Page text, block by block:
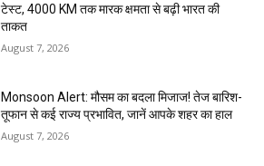
टेस्ट, 4000 KM तक मारक क्षमता से बढ़ी भारत की
ताकत
August 7, 2026
Monsoon Alert: मौसम का बदला मिजाज! तेज बारिश-
तूफान से कई राज्य प्रभावित, जानें आपके शहर का हाल
August 7, 2026